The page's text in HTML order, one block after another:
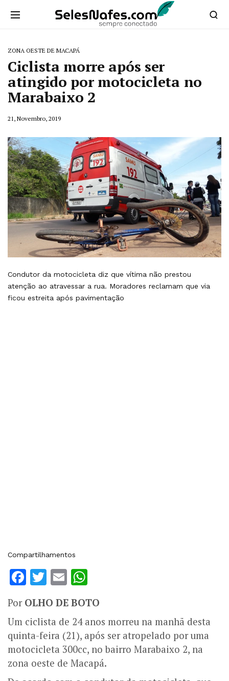
ZONA OESTE DE MACAPÁ
Ciclista morre após ser
atingido por motocicleta no
Marabaixo 2
21, Novembro, 2019
Condutor da motocicleta diz que vítima não prestou
atenção ao atravessar a rua. Moradores reclamam que via
ficou estreita após pavimentação
Compartilhamentos
Facebook
Twitter
Email
Por OLHO DE BOTO
Um ciclista de 24 anos morreu na manhã desta
quinta-feira (21), após ser atropelado por uma
motocicleta 300cc, no bairro Marabaixo 2, na
zona oeste de Macapá.